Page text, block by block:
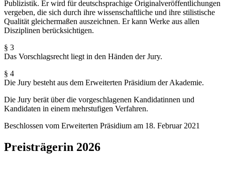
Publizistik. Er wird für deutschsprachige Originalveröffentlichungen
vergeben, die sich durch ihre wissenschaftliche und ihre stilistische
Qualität gleichermaßen auszeichnen. Er kann Werke aus allen
Disziplinen berücksichtigen.
§ 3
Das Vorschlagsrecht liegt in den Händen der Jury.
§ 4
Die Jury besteht aus dem Erweiterten Präsidium der Akademie.
Die Jury berät über die vorgeschlagenen Kandidatinnen und
Kandidaten in einem mehrstufigen Verfahren.
Beschlossen vom Erweiterten Präsidium am 18. Februar 2021
Preisträgerin 2026